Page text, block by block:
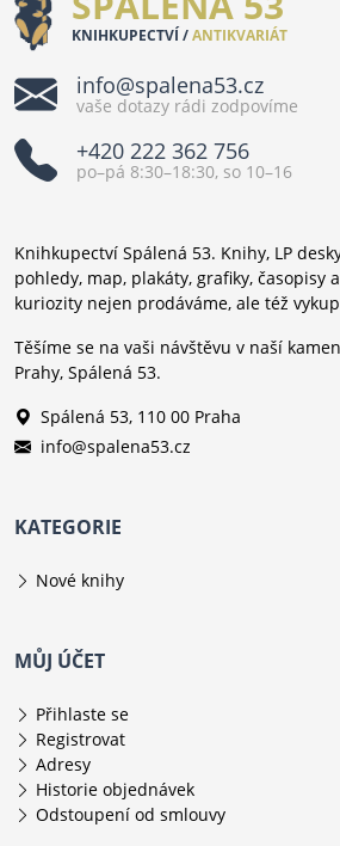
KNIHKUPECTVÍ /ANTIKVARIÁT
info@spalena53.cz
vaše dotazy rádi zodpovíme
+420 222 362 756
po–pá 8:30–18:30, so 10–16
Knihkupectví Spálená 53. Knihy, LP
pohledy, map, plakáty, grafiky, časopisy
kuriozity nejen prodáváme, ale též
Těšíme se na vaši návštěvu v naší
Prahy, Spálená 53.
Spálená 53, 110 00 Praha
info@spalena53.cz
KATEGORIE
Nové knihy
MŮJ ÚČET
Přihlaste se
Registrovat
Adresy
Historie objednávek
Odstoupení od smlouvy